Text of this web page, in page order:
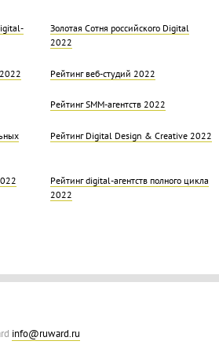
Золотая Cотня российского Digital
2022
Рейтинг веб-студий 2022
Рейтинг SMM-агентств 2022
Рейтинг Digital Design & Creative 2022
Рейтинг digital-агентств полного цикла
2022
info@ruward.ru